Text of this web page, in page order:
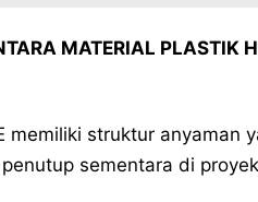
MATERIAL PLASTIK
memiliki struktur anyaman
sementara di